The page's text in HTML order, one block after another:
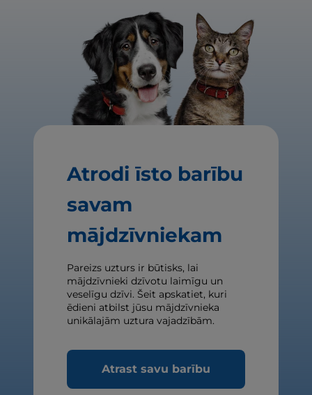
Atrodi īsto barību
savam
mājdzīvniekam
Pareizs uzturs ir būtisks, lai
mājdzīvnieki dzīvotu laimīgu un
veselīgu dzīvi. Šeit apskatiet, kuri
ēdieni atbilst jūsu mājdzīvnieka
unikālajām uztura vajadzībām.
Atrast savu barību